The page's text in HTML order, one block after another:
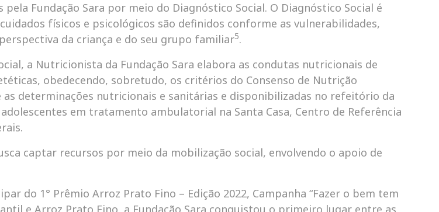
Fundação Sara por meio do Diagnóstico Social. O Diagnóstico Social é
físicos e psicológicos são definidos conforme as vulnerabilidades,
da criança e do seu grupo familiar5.
a Nutricionista da Fundação Sara elabora as condutas nutricionais de
obedecendo, sobretudo, os critérios do Consenso de Nutrição
determinações nutricionais e sanitárias e disponibilizadas no refeitório da
em tratamento ambulatorial na Santa Casa, Centro de Referência
captar recursos por meio da mobilização social, envolvendo o apoio de
do 1° Prêmio Arroz Prato Fino – Edição 2022, Campanha “Fazer o bem tem
e Arroz Prato Fino, a Fundação Sara conquistou o primeiro lugar entre as